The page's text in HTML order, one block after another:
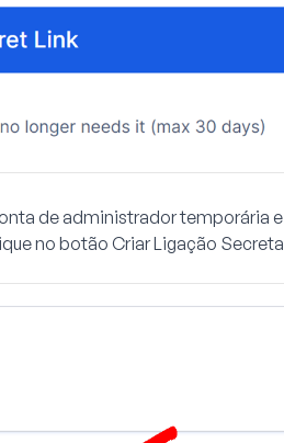
de administrador temporária
no botão Criar Ligação Secreta